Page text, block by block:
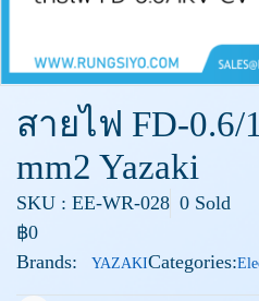
สายไฟ FD-0.6/
mm2 Yazaki
SKU : EE-WR-028 0 Sold
฿0
Brands:
YAZAKICategories: